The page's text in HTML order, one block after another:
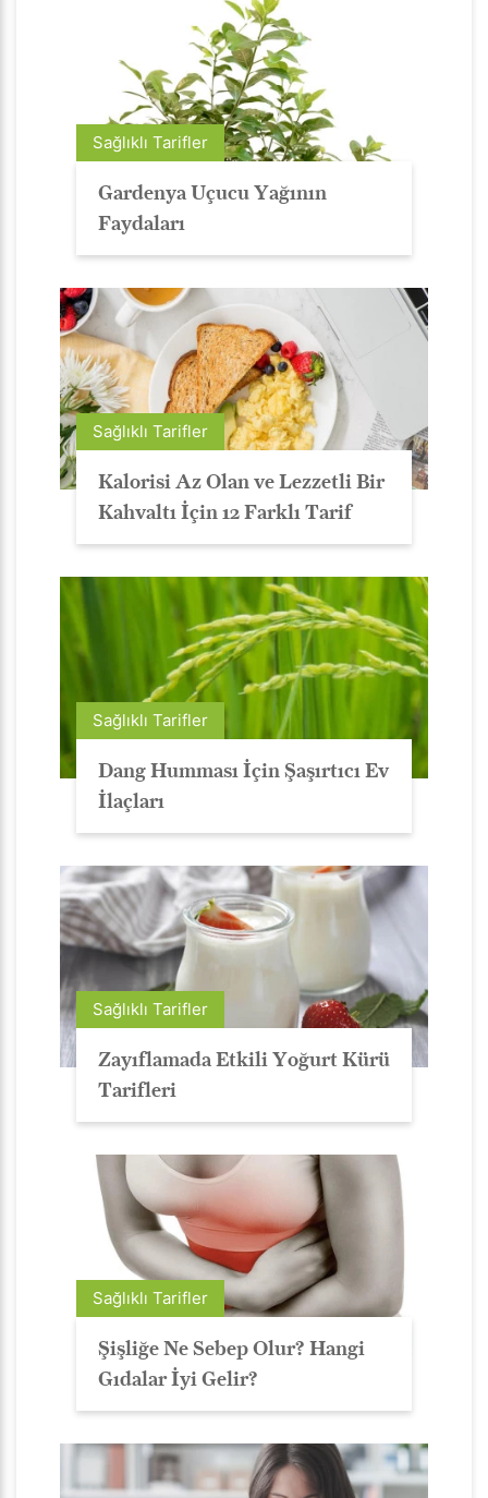
Sağlıklı Tarifler
Gardenya Uçucu Yağının
Faydaları
Sağlıklı Tarifler
Kalorisi Az Olan ve Lezzetli Bir
Kahvaltı İçin 12 Farklı Tarif
Sağlıklı Tarifler
Dang Humması İçin Şaşırtıcı Ev
İlaçları
Sağlıklı Tarifler
Zayıflamada Etkili Yoğurt Kürü
Tarifleri
Sağlıklı Tarifler
Şişliğe Ne Sebep Olur? Hangi
Gıdalar İyi Gelir?